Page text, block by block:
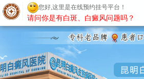
昆明白癜风医院
您好,这里是在线预约挂号平台！
请问你是有白斑、白癜风问题吗？